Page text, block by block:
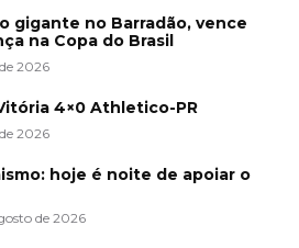
gigante no Barradão, vence
na Copa do Brasil
2026
4×0 Athletico-PR
2026
hoje é noite de apoiar o
de 2026